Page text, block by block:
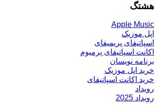
هشتگ
Apple Music
اپل موزیک
اسپاتیفای پریمیفای
اکانت اسپاتیفای پرمیوم
برنامه نویسان
خرید اپل موزیک
خرید اکانت اسپاتیفای
رویداد
رویداد 2025